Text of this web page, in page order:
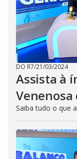
DO R7/21/03/2024
Assista à
Saiba tudo o que